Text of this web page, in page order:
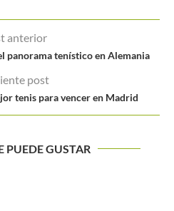
anterior
panorama tenístico en Alemania
post
tenis para vencer en Madrid
PUEDE GUSTAR